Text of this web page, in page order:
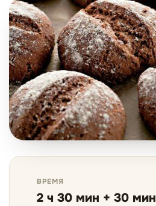
ВРЕМЯ
2 ч 30 мин + 30 мин